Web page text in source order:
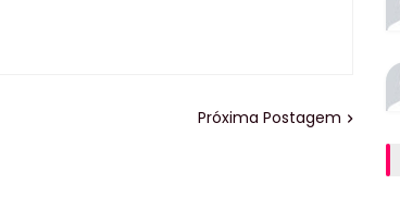
Próxima Postagem